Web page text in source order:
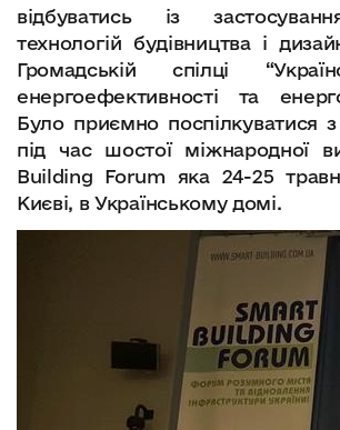
відбуватись із
технологій будівництва і
Громадській спілці
енергоефективності та
Було приємно поспілкуватися
під час шостої міжнародної
Building Forum яка 24-25
Києві, в Українському домі.